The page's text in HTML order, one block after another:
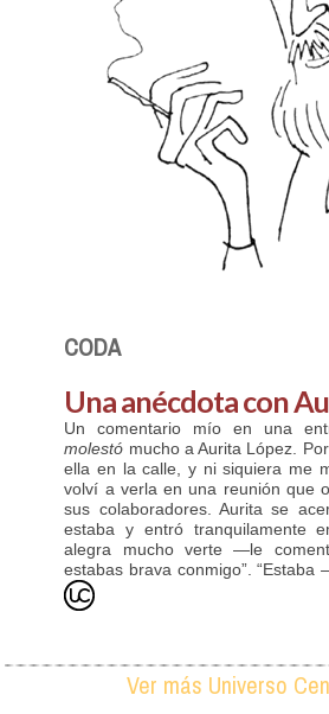
CODA
Una anécdota con
Un comentario mío en una
molestó mucho a Aurita López.
ella en la calle, y ni siquiera me
volví a verla en una reunión que
sus colaboradores. Aurita se
estaba y entró tranquilamente
alegra mucho verte —le
estabas brava conmigo”.
Ver más Universo